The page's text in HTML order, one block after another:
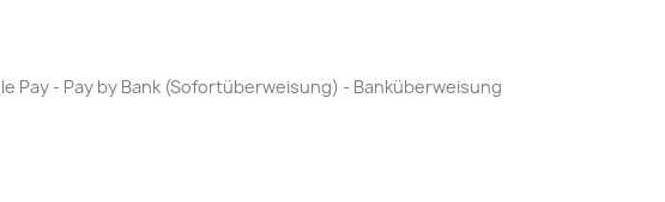
Pay - Pay by Bank (Sofortüberweisung) - Banküberweisung